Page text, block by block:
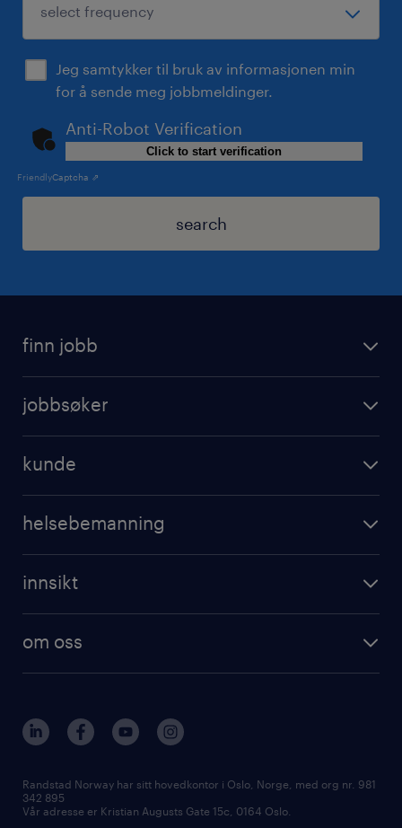
Jeg samtykker til bruk av informasjonen min
for å sende meg jobbmeldinger.
Anti-Robot Verification
Click to start verification
FriendlyCaptcha ⇗
search
finn jobb
jobbsøker
kunde
helsebemanning
innsikt
om oss
Randstad Norway har sitt hovedkontor i Oslo, Norge, med org nr. 981
342 895
Vår adresse er Kristian Augusts Gate 15c, 0164 Oslo.